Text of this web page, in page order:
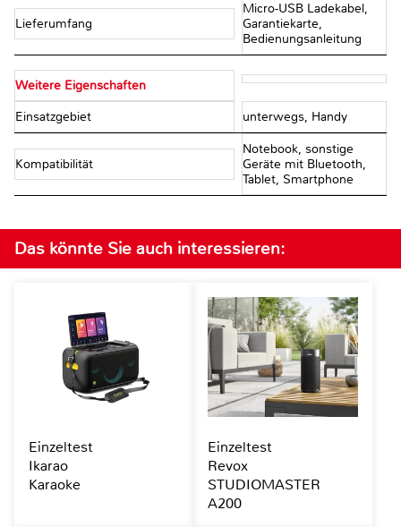
Lieferumfang
Micro-USB Ladekabel,
Garantiekarte,
Bedienungsanleitung
Weitere Eigenschaften
Einsatzgebiet unterwegs, Handy
Kompatibilität
Notebook, sonstige
Geräte mit Bluetooth,
Tablet, Smartphone
Das könnte Sie auch interessieren:
Einzeltest
Ikarao
Karaoke
Einzeltest
Revox
STUDIOMASTER
A200